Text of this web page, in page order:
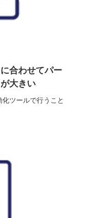
合わせてパー
大きい
ツールで行うこと